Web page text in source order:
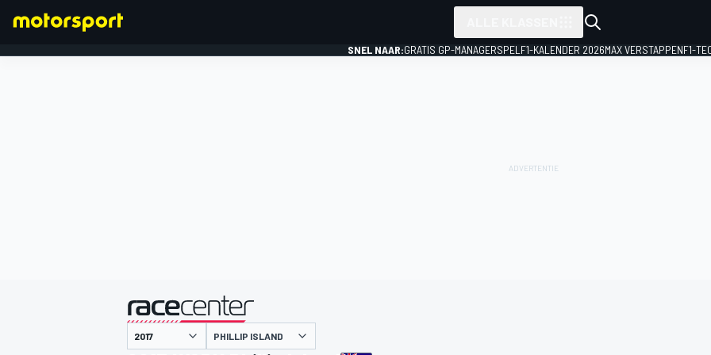
SNEL NAAR:GRATIS GP-MANAGERSPEL F1-KALENDER 2026MAX VERSTAPPENF1-
gepresenteerd door
PHILLIP ISLAND